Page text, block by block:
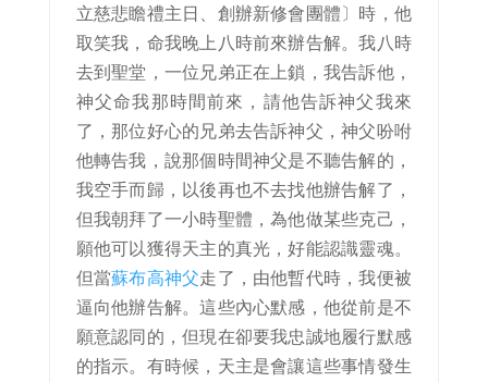
立慈悲瞻禮主日、創辦新修會團體〕時，他
取笑我，命我晚上八時前來辦告解。我八時
去到聖堂，一位兄弟正在上鎖，我告訴他，
神父命我那時間前來，請他告訴神父我來
了，那位好心的兄弟去告訴神父，神父吩咐
他轉告我，說那個時間神父是不聽告解的，
我空手而歸，以後再也不去找他辦告解了，
但我朝拜了一小時聖體，為他做某些克己，
願他可以獲得天主的真光，好能認識靈魂。
但當蘇布高神父走了，由他暫代時，我便被
逼向他辦告解。這些內心默感，他從前是不
願意認同的，但現在卻要我忠誠地履行默感
的指示。有時候，天主是會讓這些事情發生